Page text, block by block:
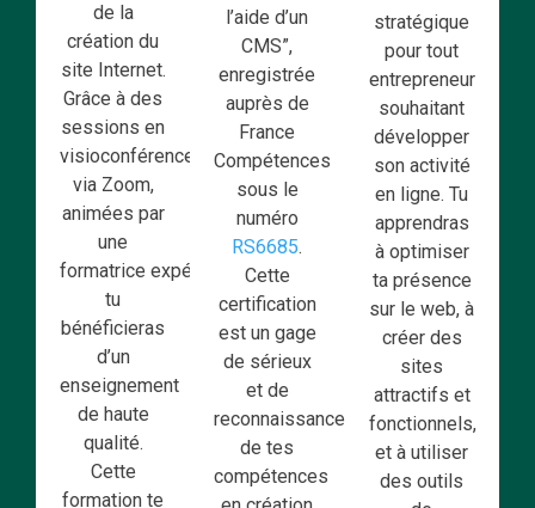
de la
création du
site Internet.
Grâce à des
sessions en
visioconférence
via Zoom,
animées par
une
formatrice expérimentée,
tu
bénéficieras
d’un
enseignement
de haute
qualité.
Cette
formation te
l’aide d’un
CMS”,
enregistrée
auprès de
France
Compétences
sous le
numéro
RS6685.
Cette
certification
est un gage
de sérieux
et de
reconnaissance
de tes
compétences
stratégique
pour tout
entrepreneur
souhaitant
développer
son activité
en ligne. Tu
apprendras
à optimiser
ta présence
sur le web, à
créer des
sites
attractifs et
fonctionnels,
et à utiliser
des outils